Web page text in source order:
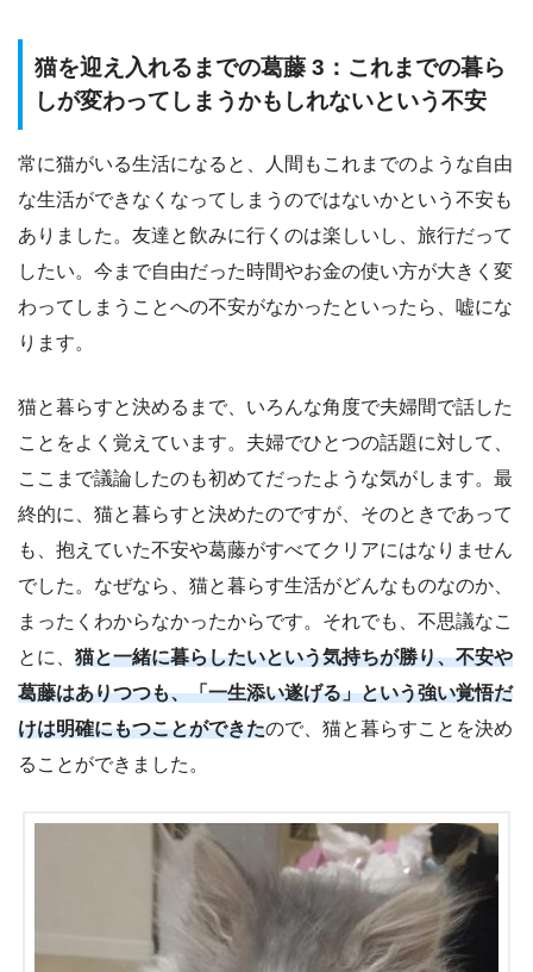
猫を迎え入れるまでの葛藤 3：これまでの暮ら
しが変わってしまうかもしれないという不安
常に猫がいる生活になると、人間もこれまでのような自由
な生活ができなくなってしまうのではないかという不安も
ありました。友達と飲みに行くのは楽しいし、旅行だって
したい。今まで自由だった時間やお金の使い方が大きく変
わってしまうことへの不安がなかったといったら、嘘にな
ります。
猫と暮らすと決めるまで、いろんな角度で夫婦間で話した
ことをよく覚えています。夫婦でひとつの話題に対して、
ここまで議論したのも初めてだったような気がします。最
終的に、猫と暮らすと決めたのですが、そのときであって
も、抱えていた不安や葛藤がすべてクリアにはなりません
でした。なぜなら、猫と暮らす生活がどんなものなのか、
まったくわからなかったからです。それでも、不思議なこ
とに、 猫と一緒に暮らしたいという気持ちが勝り、不安や
葛藤はありつつも、「一生添い遂げる」という強い覚悟だ
けは明確にもつことができたので、猫と暮らすことを決め
ることができました。